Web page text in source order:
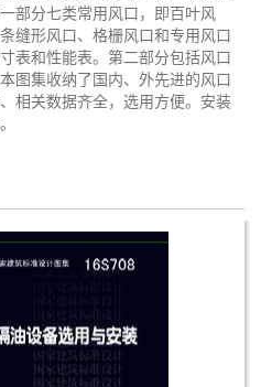
部分七类常用风口，即百叶风
缝形风口、格栅风口和专用风口
表和性能表。第二部分包括风口
图集收纳了国内、外先进的风口
相关数据齐全，选用方便。安装